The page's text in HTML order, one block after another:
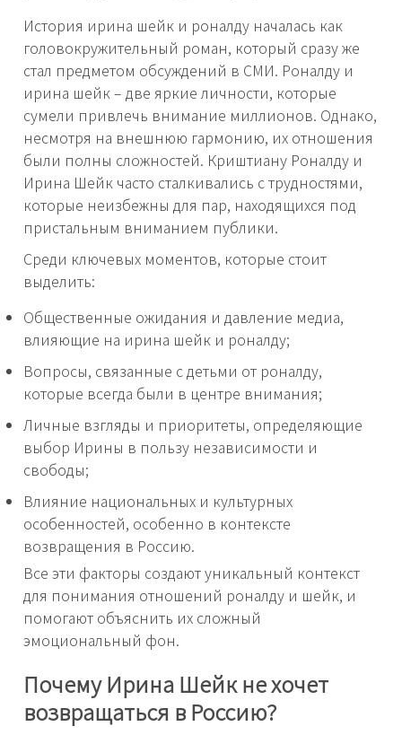
История ирина шейк и роналду началась как
головокружительный роман, который сразу же
стал предметом обсуждений в СМИ. Роналду и
ирина шейк – две яркие личности, которые
сумели привлечь внимание миллионов. Однако,
несмотря на внешнюю гармонию, их отношения
были полны сложностей. Криштиану Роналду и
Ирина Шейк часто сталкивались с трудностями,
которые неизбежны для пар, находящихся под
пристальным вниманием публики.
Среди ключевых моментов, которые стоит
выделить:
Общественные ожидания и давление медиа,
влияющие на ирина шейк и роналду;
Вопросы, связанные с детьми от роналду,
которые всегда были в центре внимания;
Личные взгляды и приоритеты, определяющие
выбор Ирины в пользу независимости и
свободы;
Влияние национальных и культурных
особенностей, особенно в контексте
возвращения в Россию.
Все эти факторы создают уникальный контекст
для понимания отношений роналду и шейк, и
помогают объяснить их сложный
эмоциональный фон.
Почему Ирина Шейк не хочет
возвращаться в Россию?